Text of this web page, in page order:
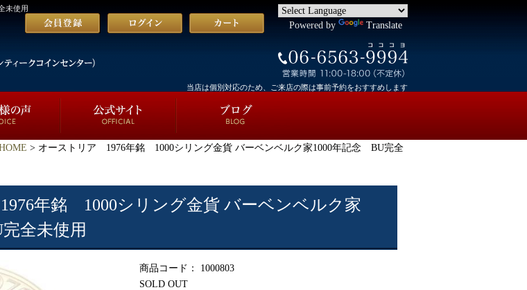
未使用
Powered by Translate
当店は個別対応のため、ご来店の際は事前予約をおすすめします
> オーストリア 1976年銘 1000シリング金貨 バーベンベルク家1000年記念 BU完全
年銘 1000シリング金貨 バーベンベルク家
全未使用
商品コード：
1000803
SOLD OUT